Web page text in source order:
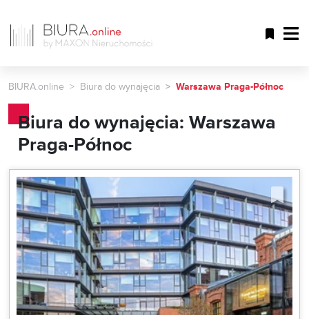
BIURA.online Biura do wynajęcia Warszawa Praga-Północ
Biura do wynajęcia: Warszawa
Praga-Północ